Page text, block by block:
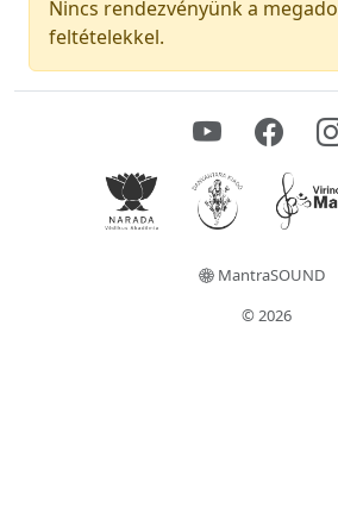
Nincs rendezvényünk a
feltételekkel.
MantraSOUND
© 2026